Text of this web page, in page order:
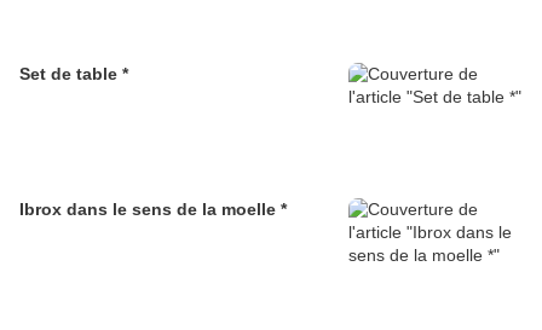
Set de table *
Ibrox dans le sens de la moelle *